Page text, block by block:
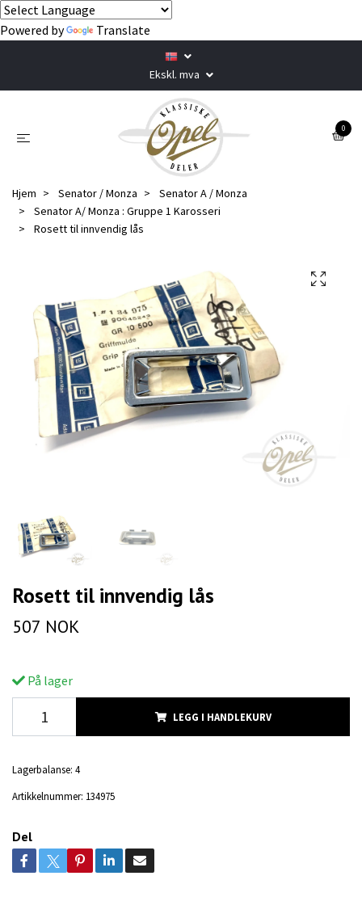
Powered by Translate
Ekskl. mva
0
Hjem Senator / Monza
Senator A / Monza
Senator A/ Monza : Gruppe 1 Karosseri
Rosett til innvendig lås
Rosett til innvendig lås
507 NOK
På lager
LEGG I HANDLEKURV
Lagerbalanse: 4
Artikkelnummer: 134975
Del